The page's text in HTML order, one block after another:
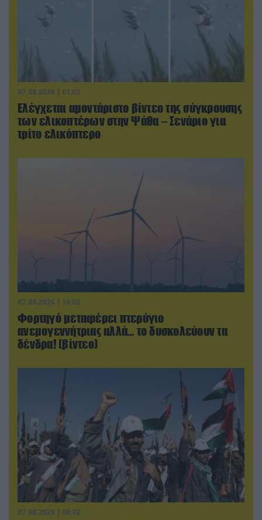
07.08.2026 | 01:02
Ελέγχεται αμοντάριστο βίντεο της σύγκρουσης
των ελικοπτέρων στην Ψάθα – Σενάριο για
τρίτο ελικόπτερο
07.08.2026 | 16:02
Φορτηγό μεταφέρει πτερύγιο
ανεμογεννήτριας αλλά… το δυσκολεύουν τα
δένδρα! (βίντεο)
07.08.2026 | 08:02